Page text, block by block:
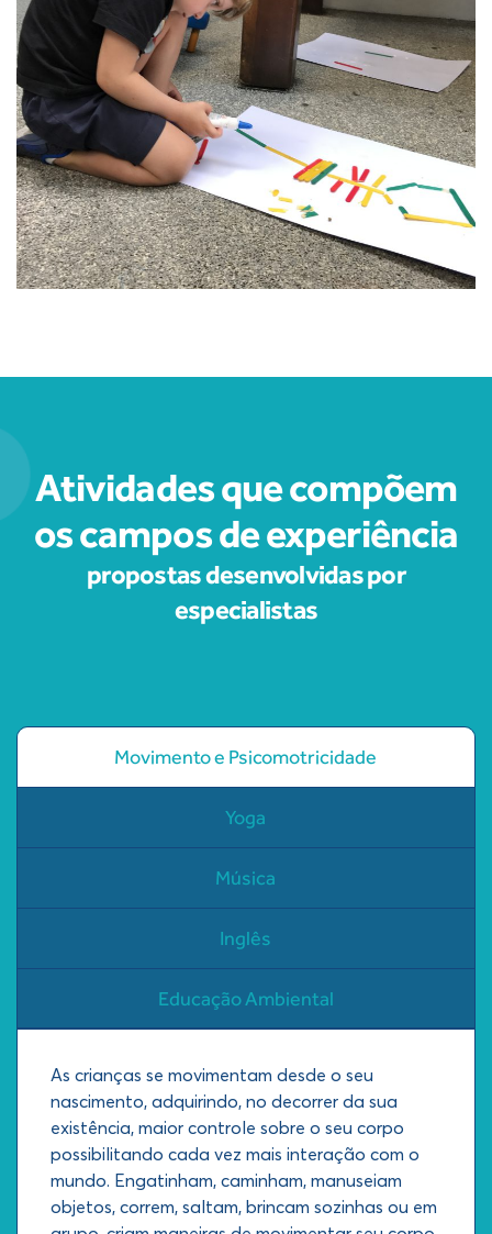
Atividades que compõem
os campos de experiência
propostas desenvolvidas por
especialistas
Movimento e Psicomotricidade
Yoga
Música
Inglês
Educação Ambiental
As crianças se movimentam desde o seu
nascimento, adquirindo, no decorrer da sua
existência, maior controle sobre o seu corpo
possibilitando cada vez mais interação com o
mundo. Engatinham, caminham, manuseiam
objetos, correm, saltam, brincam sozinhas ou em